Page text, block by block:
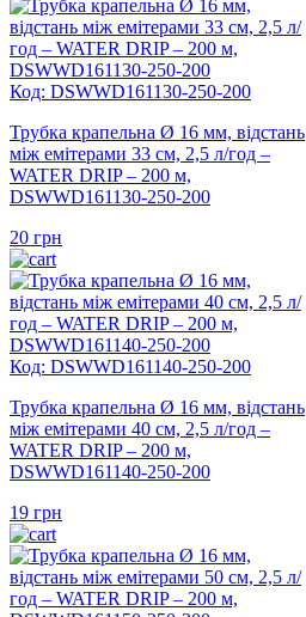
Код: DSWWD161130-250-200
Трубка крапельна Ø 16 мм, відстань
між емітерами 33 см, 2,5 л/год –
WATER DRIP – 200 м,
DSWWD161130-250-200
20 грн
Код: DSWWD161140-250-200
Трубка крапельна Ø 16 мм, відстань
між емітерами 40 см, 2,5 л/год –
WATER DRIP – 200 м,
DSWWD161140-250-200
19 грн